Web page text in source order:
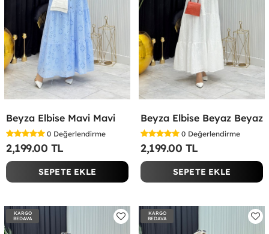
Beyza Elbise Mavi Mavi
0 Değerlendirme
2,199.00 TL
SEPETE EKLE
Beyza Elbise Beyaz Beyaz
0 Değerlendirme
2,199.00 TL
SEPETE EKLE
KARGO
BEDAVA
KARGO
BEDAVA